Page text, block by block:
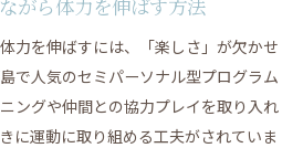
がら体力を伸ばす方法
力を伸ばすには、「楽しさ」が欠かせ
で人気のセミパーソナル型プログラム
ングや仲間との協力プレイを取り入れ
に運動に取り組める工夫がされていま